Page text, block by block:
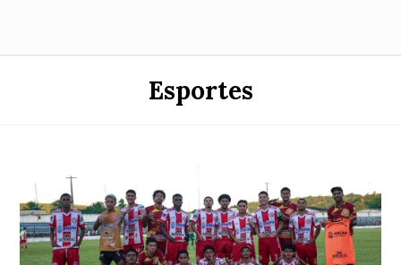
Esportes